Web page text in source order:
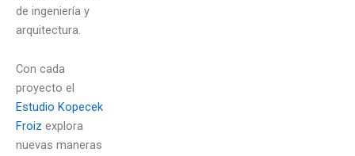
de ingeniería y
arquitectura.
Con cada
proyecto el
Estudio Kopecek
Froiz explora
nuevas maneras